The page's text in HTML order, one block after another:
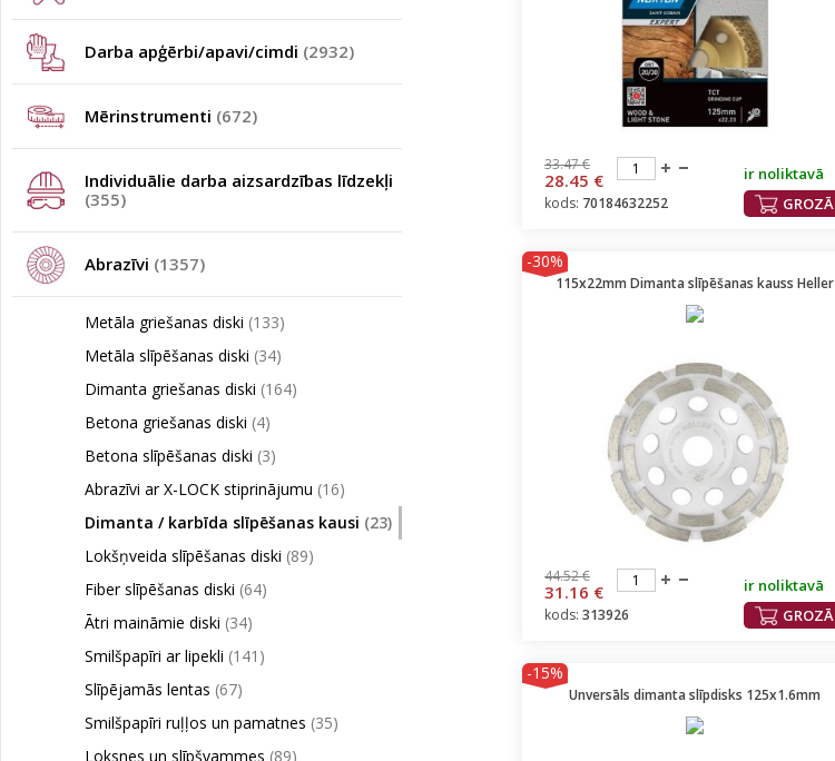
Darba apģērbi/apavi/cimdi (2932)
Mērinstrumenti (672)
Individuālie darba aizsardzības līdzekļi
(355)
Abrazīvi (1357)
Metāla griešanas diski (133)
Metāla slīpēšanas diski (34)
Dimanta griešanas diski (164)
Betona griešanas diski (4)
Betona slīpēšanas diski (3)
Abrazīvi ar X-LOCK stiprinājumu (16)
Dimanta / karbīda slīpēšanas kausi (23)
Lokšņveida slīpēšanas diski (89)
Fiber slīpēšanas diski (64)
Ātri maināmie diski (34)
Smilšpapīri ar lipekli (141)
Slīpējamās lentas (67)
Smilšpapīri ruļļos un pamatnes (35)
Loksnes un slīpšvammes (89)
33.47 €
28.45 €
ir noliktavā
GROZĀ
kods: 70184632252
-30%
115x22mm Dimanta slīpēšanas kauss Heller
44.52 €
31.16 €
ir noliktavā
GROZĀ
kods: 313926
-15%
Unversāls dimanta slīpdisks 125x1.6mm